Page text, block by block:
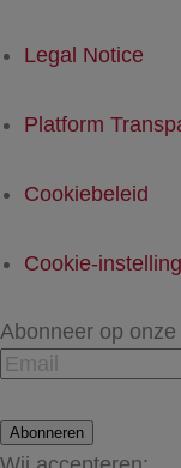
Legal Notice
Platform
Cookiebeleid
Cookie-
Abonneer op
Abonneren